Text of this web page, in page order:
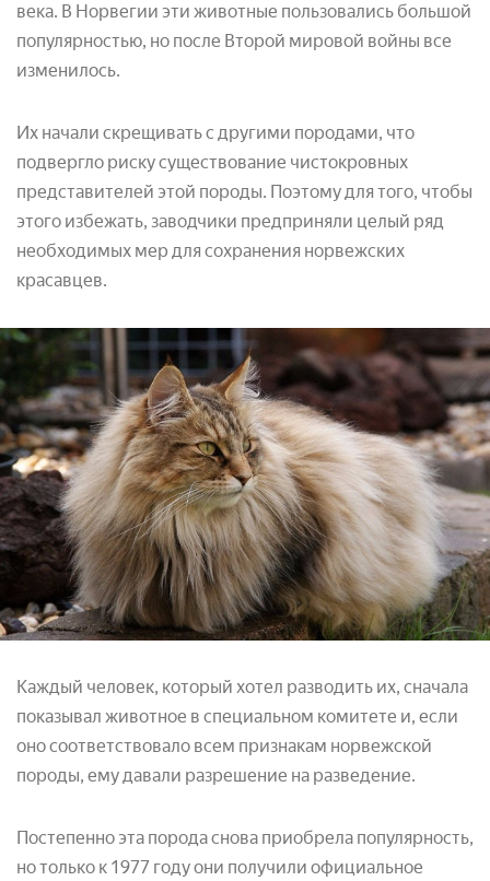
века. В Норвегии эти животные пользовались большой
популярностью, но после Второй мировой войны все
изменилось.
Их начали скрещивать с другими породами, что
подвергло риску существование чистокровных
представителей этой породы. Поэтому для того, чтобы
этого избежать, заводчики предприняли целый ряд
необходимых мер для сохранения норвежских
красавцев.
Каждый человек, который хотел разводить их, сначала
показывал животное в специальном комитете и, если
оно соответствовало всем признакам норвежской
породы, ему давали разрешение на разведение.
Постепенно эта порода снова приобрела популярность,
но только к 1977 году они получили официальное